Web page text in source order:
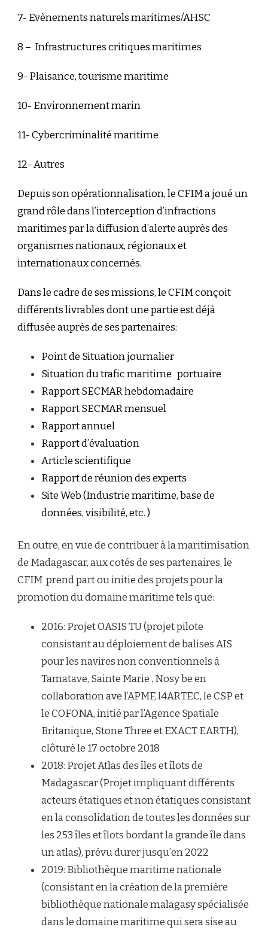
7- Evènements naturels maritimes/AHSC
8 – Infrastructures critiques maritimes
9- Plaisance, tourisme maritime
10- Environnement marin
11- Cybercriminalité maritime
12- Autres
Depuis son opérationnalisation, le CFIM a joué un
grand rôle dans l’interception d’infractions
maritimes par la diffusion d’alerte auprès des
organismes nationaux, régionaux et
internationaux concernés.
Dans le cadre de ses missions, le CFIM conçoit
différents livrables dont une partie est déjà
diffusée auprès de ses partenaires:
Point de Situation journalier
Situation du trafic maritime portuaire
Rapport SECMAR hebdomadaire
Rapport SECMAR mensuel
Rapport annuel
Rapport d’évaluation
Article scientifique
Rapport de réunion des experts
Site Web (Industrie maritime, base de
données, visibilité, etc. )
En outre, en vue de contribuer à la maritimisation
de Madagascar, aux cotés de ses partenaires, le
CFIM prend part ou initie des projets pour la
promotion du domaine maritime tels que:
2016: Projet OASIS TU (projet pilote
consistant au déploiement de balises AIS
pour les navires non conventionnels à
Tamatave, Sainte Marie , Nosy be en
collaboration ave l’APMF, l4ARTEC, le CSP et
le COFONA, initié par l’Agence Spatiale
Britanique, Stone Three et EXACT EARTH),
clôturé le 17 octobre 2018
2018: Projet Atlas des îles et îlots de
Madagascar (Projet impliquant différents
acteurs étatiques et non étatiques consistant
en la consolidation de toutes les données sur
les 253 îles et îlots bordant la grande île dans
un atlas), prévu durer jusqu’en 2022
2019: Bibliothèque maritime nationale
(consistant en la création de la première
bibliothèque nationale malagasy spécialisée
dans le domaine maritime qui sera sise au